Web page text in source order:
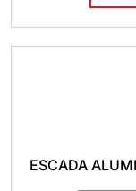
ESCADA